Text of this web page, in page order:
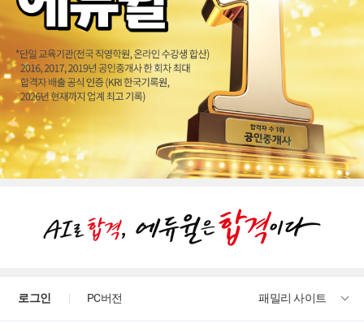
처음 접해보는 분야라 어렵지만 이해하기 쉽게 설명해주십니다
강의가 좋습니다.
이해하기 쉽게 잘 강의하시네요
이해가 잘 됩니다
항상 감사합니다.
로그인 PC버전 패밀리 사이트